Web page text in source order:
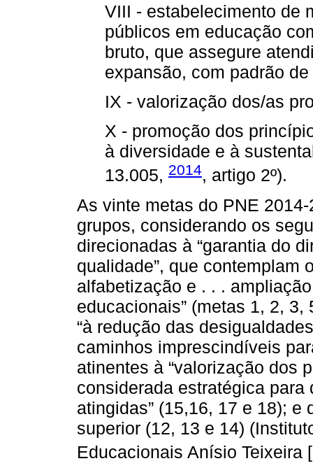
VIII - estabelecimento de
públicos em educação
bruto, que assegure
expansão, com padrão
IX - valorização dos/as
X - promoção dos
à diversidade e à
13.005, 2014, artigo 2º).
As vinte metas do PNE
grupos, considerando os
direcionadas à “garantia do
qualidade”, que contemplam
alfabetização e . . .
educacionais” (metas 1, 2,
“à redução das
caminhos imprescindíveis
atinentes à “valorização dos
considerada estratégica
atingidas” (15,16, 17 e 18);
superior (12, 13 e 14)
Educacionais Anísio Teixeira